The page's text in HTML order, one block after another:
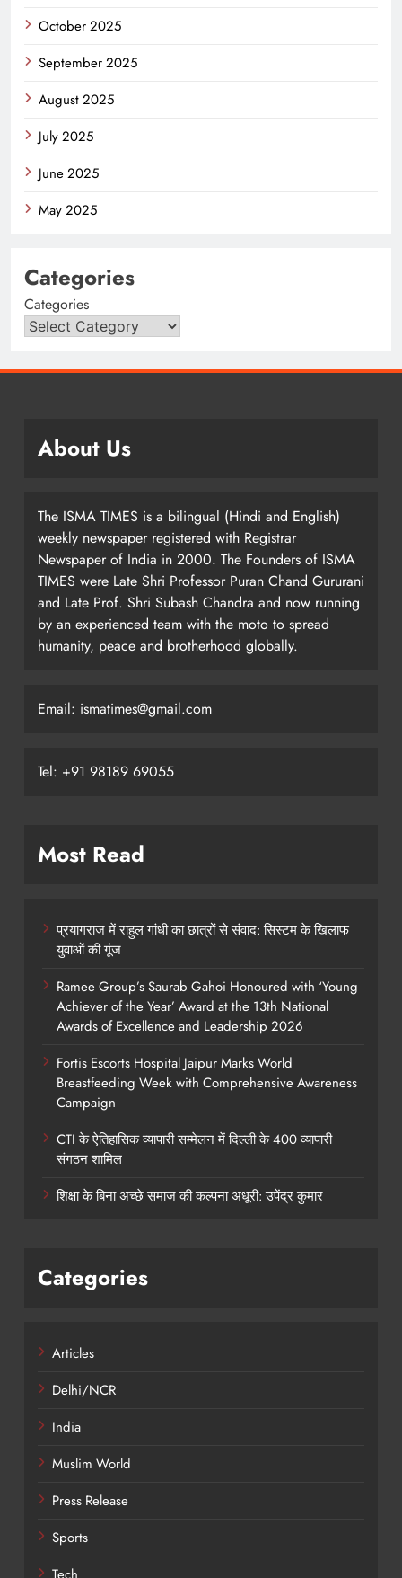
October 2025
September 2025
August 2025
July 2025
June 2025
May 2025
Categories
Categories
About Us
The ISMA TIMES is a bilingual (Hindi and English)
weekly newspaper registered with Registrar
Newspaper of India in 2000. The Founders of ISMA
TIMES were Late Shri Professor Puran Chand Gururani
and Late Prof. Shri Subash Chandra and now running
by an experienced team with the moto to spread
humanity, peace and brotherhood globally.
Email: ismatimes@gmail.com
Tel: +91 98189 69055
Most Read
प्रयागराज में राहुल गांधी का छात्रों से संवाद: सिस्टम के खिलाफ
युवाओं की गूंज
Ramee Group’s Saurab Gahoi Honoured with ‘Young
Achiever of the Year’ Award at the 13th National
Awards of Excellence and Leadership 2026
Fortis Escorts Hospital Jaipur Marks World
Breastfeeding Week with Comprehensive Awareness
Campaign
CTI के ऐतिहासिक व्यापारी सम्मेलन में दिल्ली के 400 व्यापारी
संगठन शामिल
शिक्षा के बिना अच्छे समाज की कल्पना अधूरी: उपेंद्र कुमार
Categories
Articles
Delhi/NCR
India
Muslim World
Press Release
Sports